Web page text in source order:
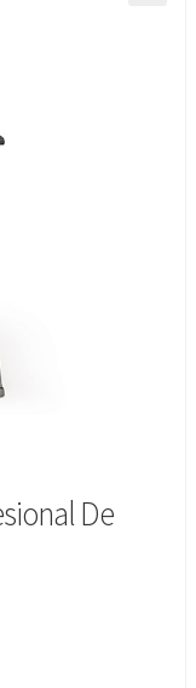
De